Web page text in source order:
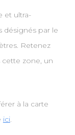
et ultra-
désignés par le
Retenez
cette zone, un
à la carte
ici.